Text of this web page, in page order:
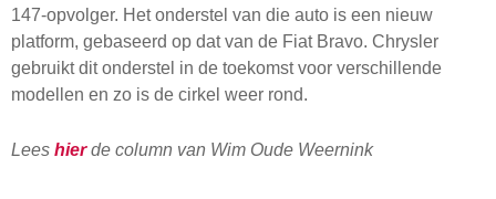
147-opvolger. Het onderstel van die auto is een nieuw
platform, gebaseerd op dat van de Fiat Bravo. Chrysler
gebruikt dit onderstel in de toekomst voor verschillende
modellen en zo is de cirkel weer rond.
Lees hierde column van Wim Oude Weernink